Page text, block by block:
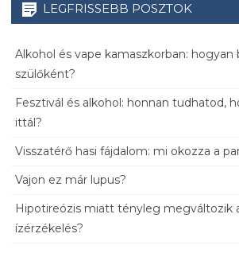
LEGFRISSEBB POSZTOK
Alkohol és vape kamaszkorban: hogyan
szülőként?
Fesztivál és alkohol: honnan tudhatod,
ittál?
Visszatérő hasi fájdalom: mi okozza a
Vajon ez már lupus?
Hipotireózis miatt tényleg megváltozik
ízérzékelés?